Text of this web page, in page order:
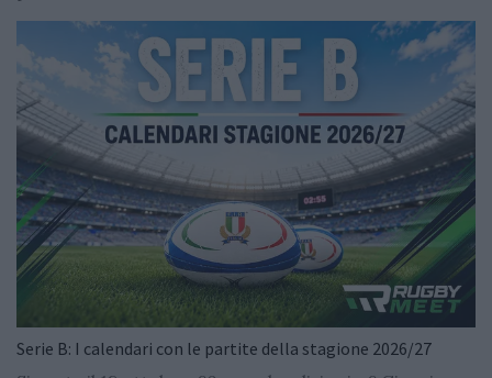
Serie B: I calendari con le partite della stagione 2026/27